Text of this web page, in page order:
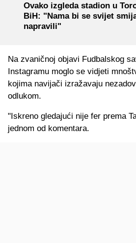
Ovako izgleda stadion u
BiH: "Nama bi se svijet
napravili"
Na zvaničnoj objavi Fudbalskog
Instagramu moglo se vidjeti
kojima navijači izražavaju
odlukom.
"Iskreno gledajući nije fer prema
jednom od komentara.